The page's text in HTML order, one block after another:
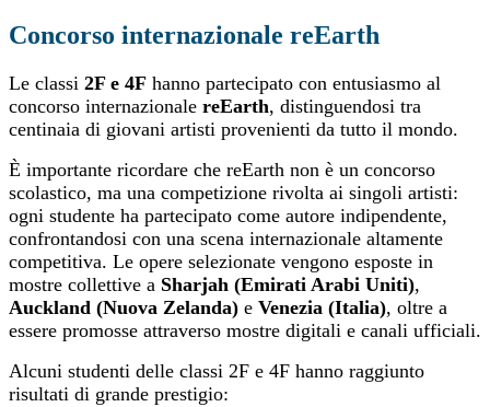
Concorso internazionale reEarth
Le classi 2F e 4F hanno partecipato con entusiasmo al
concorso internazionale reEarth, distinguendosi tra
centinaia di giovani artisti provenienti da tutto il mondo.
È importante ricordare che reEarth non è un concorso
scolastico, ma una competizione rivolta ai singoli artisti:
ogni studente ha partecipato come autore indipendente,
confrontandosi con una scena internazionale altamente
competitiva. Le opere selezionate vengono esposte in
mostre collettive a Sharjah (Emirati Arabi Uniti),
Auckland (Nuova Zelanda) e Venezia (Italia), oltre a
essere promosse attraverso mostre digitali e canali ufficiali.
Alcuni studenti delle classi 2F e 4F hanno raggiunto
risultati di grande prestigio: